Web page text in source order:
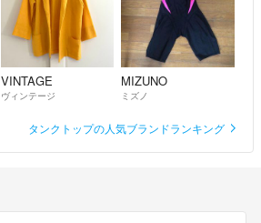
VINTAGE
ヴィンテージ
MIZUNO
ミズノ
タンクトップの人気ブランドランキング